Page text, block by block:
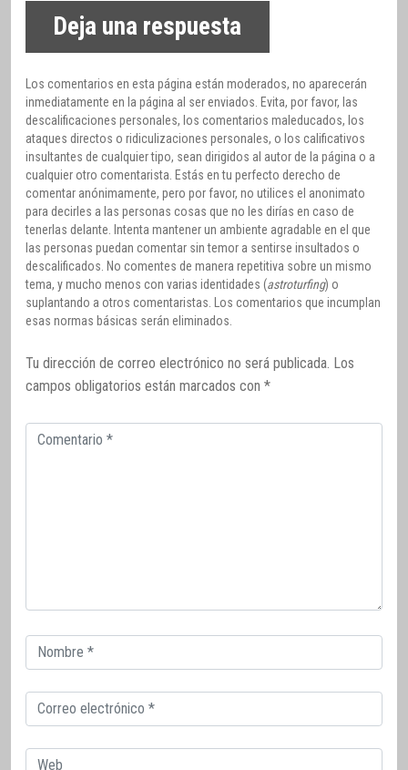
Deja una respuesta
Los comentarios en esta página están moderados, no aparecerán
inmediatamente en la página al ser enviados. Evita, por favor, las
descalificaciones personales, los comentarios maleducados, los
ataques directos o ridiculizaciones personales, o los calificativos
insultantes de cualquier tipo, sean dirigidos al autor de la página o a
cualquier otro comentarista. Estás en tu perfecto derecho de
comentar anónimamente, pero por favor, no utilices el anonimato
para decirles a las personas cosas que no les dirías en caso de
tenerlas delante. Intenta mantener un ambiente agradable en el que
las personas puedan comentar sin temor a sentirse insultados o
descalificados. No comentes de manera repetitiva sobre un mismo
tema, y mucho menos con varias identidades (astroturfing) o
suplantando a otros comentaristas. Los comentarios que incumplan
esas normas básicas serán eliminados.
Tu dirección de correo electrónico no será publicada. Los
campos obligatorios están marcados con *
Comentario
Correo
electrónico
Correo
electrónico
Web